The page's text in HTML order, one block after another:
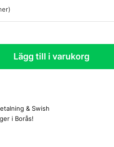
Lägg till i varukorg
& Swish
i Borås!